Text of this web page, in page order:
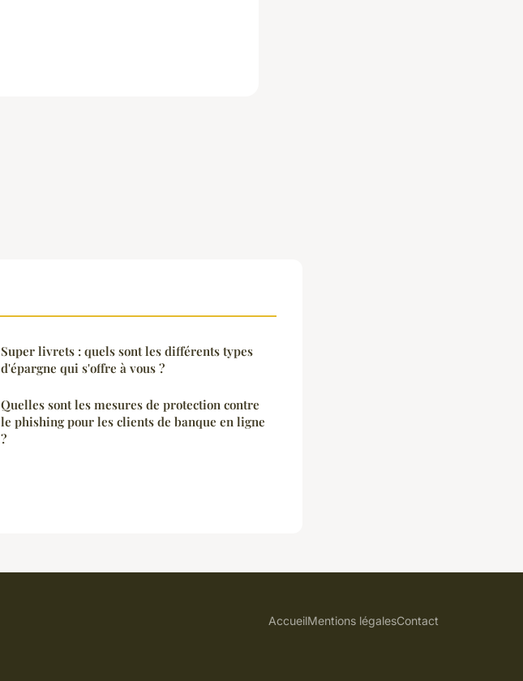
Super livrets : quels sont les différents types
d'épargne qui s'offre à vous ?
Quelles sont les mesures de protection contre
le phishing pour les clients de banque en ligne
?
AccueilMentions légalesContact